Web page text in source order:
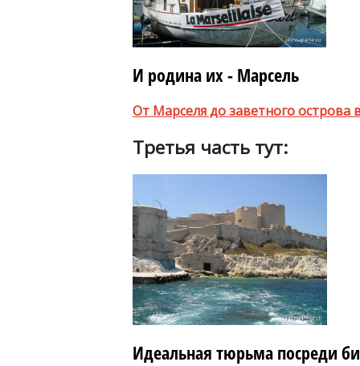
И родина их - Марсель
От Марселя до заветного острова
Третья часть тут:
Идеальная тюрьма посреди